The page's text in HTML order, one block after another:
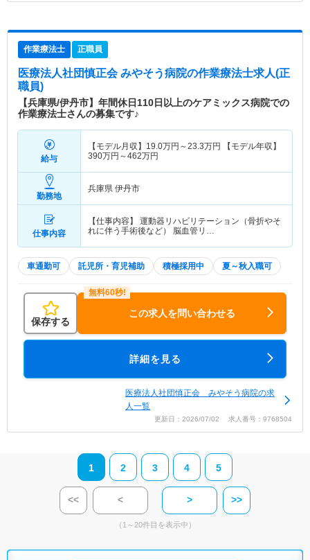
作業療法士 正職員
医療法人社団慎正会 みやそう病院の作業療法士求人(正
職員)
【兵庫県/伊丹市】年間休日110日以上のケアミックス病院での
作業療法士さんの募集です♪
給与
【モデル月収】 19.0万円～23.3万円
【モデル年収】
390万円～462万円
勤務地
兵庫県 伊丹市
仕事内容
【仕事内容】 運動器リハビリテーション（骨折やそ
れに伴う手術後など） 脳血管リ…
車通勤可 託児所・育児補助 積極採用中 夏～秋入職可
保存する
この求人を問い合わせる
詳細を見る
医療法人社団慎正会 みやそう病院の求
人一覧
更新日：2026/07/02 求人番号：9768504
1 2 3 4 5
<< < > >>
（1～20件目を表示中）